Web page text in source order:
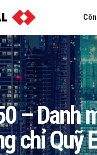
– Danh
chỉ Quỹ